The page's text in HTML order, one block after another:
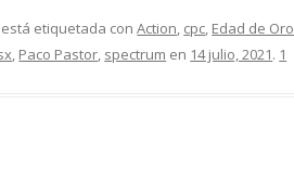
etiquetada conAction, cpc, Edad de Oro
, Paco Pastor, spectrum en 14 julio, 2021. 1